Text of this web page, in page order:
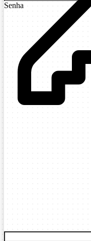
Senha